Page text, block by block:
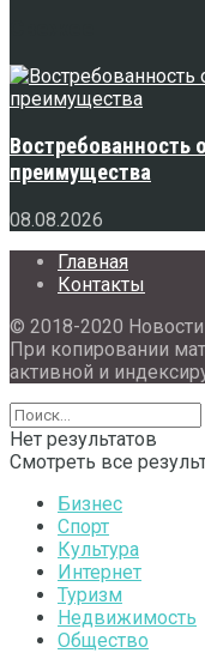
Востребованность
преимущества
08.08.2026
Главная
Контакты
© 2018-2020
При копировании
активной и
Нет результатов
Смотреть все
Бизнес
Спорт
Культура
Интернет
Туризм
Недвижимость
Общество